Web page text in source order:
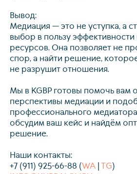
Вывод:
Медиация — это не уступка, а
выбор в пользу
ресурсов. Она позволяет не
спор, а найти решение,
не разрушит отношения.
Мы в KGBP готовы помочь вам
перспективы медиации и
профессионального
обсудим ваш кейс и найдём
решение.
Наши контакты:
+7 (911) 925-66-88 (WA TG)
info@kurbalov.ru
+7 911 925-66-88
Telegram-канал